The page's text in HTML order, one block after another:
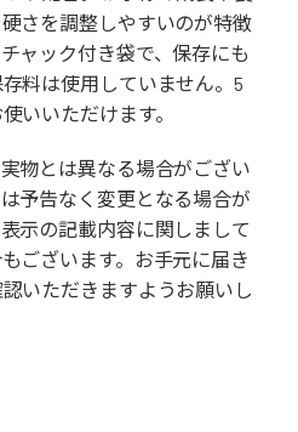
さを調整しやすいのが特徴
ャック付き袋で、保存にも
料は使用していません。5
いいただけます。
物とは異なる場合がござい
予告なく変更となる場合が
示の記載内容に関しまして
ございます。お手元に届き
いただきますようお願いし